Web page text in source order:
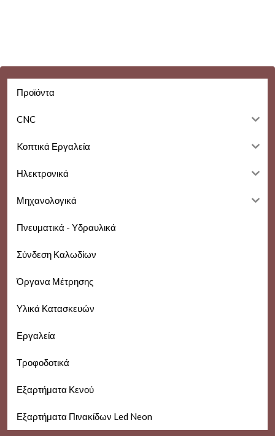
Προϊόντα
CNC
Kοπτικά Εργαλεία
Ηλεκτρονικά
Μηχανολογικά
Πνευματικά - Υδραυλικά
Σύνδεση Καλωδίων
Όργανα Μέτρησης
Υλικά Κατασκευών
Εργαλεία
Τροφοδοτικά
Εξαρτήματα Κενού
Εξαρτήματα Πινακίδων Led Neon